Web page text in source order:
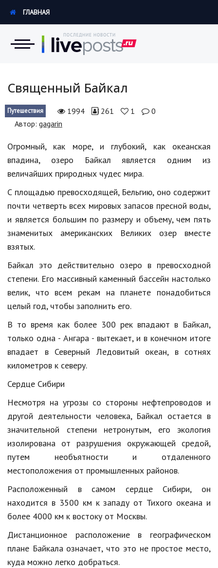
Экономика
Происшествия
Hi-Tech. Интернет
Россия
Наука и техника
Политика
В мире
Культура
Авто, мото
Спорт
Знаменитости
Статьи
Обзоры
Рецепты
Красота и здоровье
Авто, мото
Дом и сад
Недвижимость
Спорт и фитнес
Психология и отношения
Творчество и рукоделие
ГЛАВНАЯ
Священный Байкал
Путешествия 1994 261 1
0
Автор: gagarin
Огромный, как море, и глубокий, как океанская
впадина, озеро Байкал является одним из
величайших природных чудес мира.
С площадью превосходящей, Бельгию, оно содержит
почти четверть всех мировых запасов пресной воды,
и является большим по размеру и объему, чем пять
знаменитых американских Великих озер вместе
взятых.
Байкал это действительно озеро в превосходной
степени. Его массивный каменный бассейн настолько
велик, что всем рекам на планете понадобиться
целый год, чтобы заполнить его.
В то время как более 300 рек впадают в Байкал,
только одна - Ангара - вытекает, и в конечном итоге
впадает в Северный Ледовитый океан, в сотнях
километров к северу.
Сердце Сибири
Несмотря на угрозы со стороны нефтепроводов и
другой деятельности человека, Байкал остается в
значительной степени нетронутым, его экология
изолирована от разрушения окружающей средой,
путем необъятности и отдаленного
местоположения от промышленных районов.
Расположенный в самом сердце Сибири, он
находится в 3500 км к западу от Тихого океана и
более 4000 км к востоку от Москвы.
Дистанционное расположение в географическом
плане Байкала означает, что это не простое место,
куда можно легко добраться.